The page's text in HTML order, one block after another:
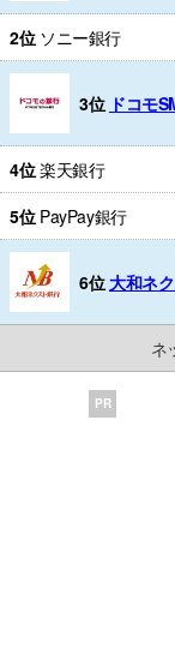
2位 ソニー銀行
3位 ドコモ
4位楽天銀行
5位 PayPay銀行
6位 大和ネ
ネ
PR